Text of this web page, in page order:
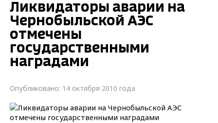
Ликвидаторы аварии на
Чернобыльской АЭС
отмечены
государственными
наградами
Опубликовано: 14 октября 2010 года